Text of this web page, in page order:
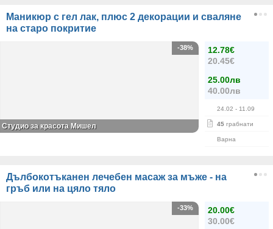
Маникюр с гел лак, плюс 2 декорации и сваляне
на старо покритие
12.78€
20.45€
25.00лв
40.00лв
24.02 - 11.09
45 грабнати
Варна
-38%
Студио за красота Мишел
Дълбокотъканен лечебен масаж за мъже - на
гръб или на цяло тяло
20.00€
30.00€
-33%